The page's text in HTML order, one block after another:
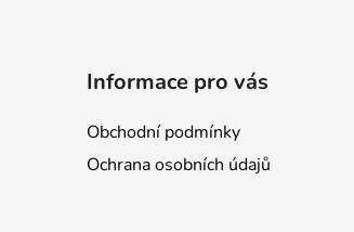
Informace pro vás
Obchodní podmínky
Ochrana osobních údajů